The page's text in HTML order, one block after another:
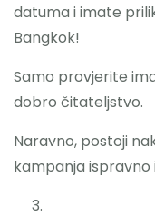
datuma i imate
Bangkok!
Samo provjerite
dobro čitateljstvo.
Naravno, postoji
kampanja ispravno